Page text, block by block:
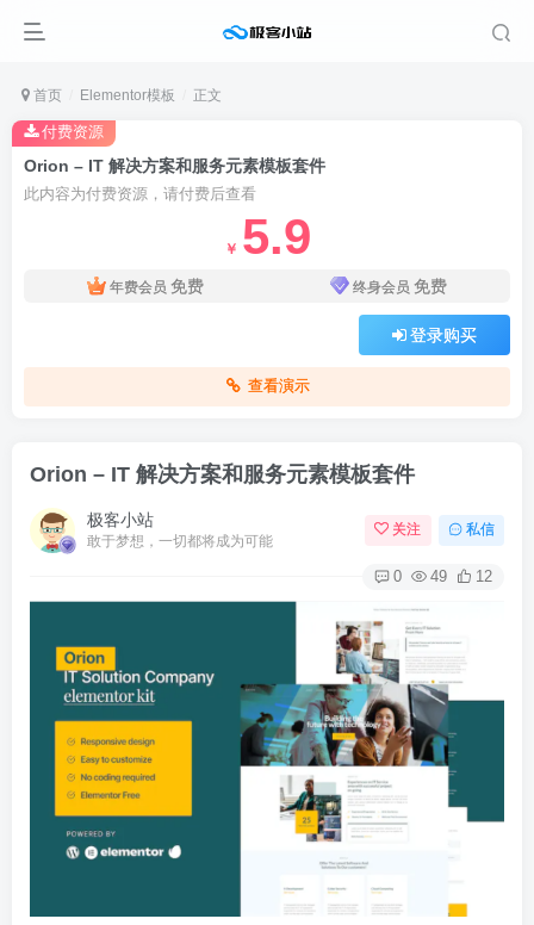
首页 Elementor模板 正文
Orion – IT 解决方案和服务元素模板套件
此内容为付费资源，请付费后查看
￥ 5.9
年费会员 免费 终身会员 免费
登录购买
查看演示
付费资源
Orion – IT 解决方案和服务元素模板套件
极客小站
敢于梦想，一切都将成为可能
关注 私信
0 49 12